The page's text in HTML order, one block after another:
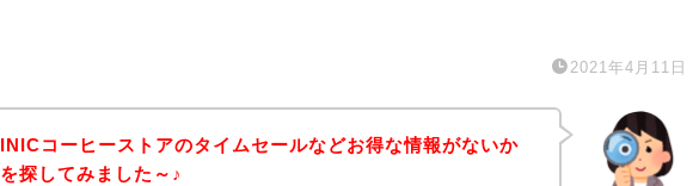
2021年4月11日
INICコーヒーストアのタイムセールなどお得な情報がないか
を探してみました～♪